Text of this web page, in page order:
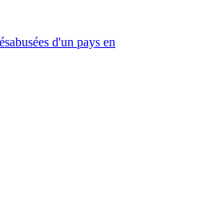
d'un pays en